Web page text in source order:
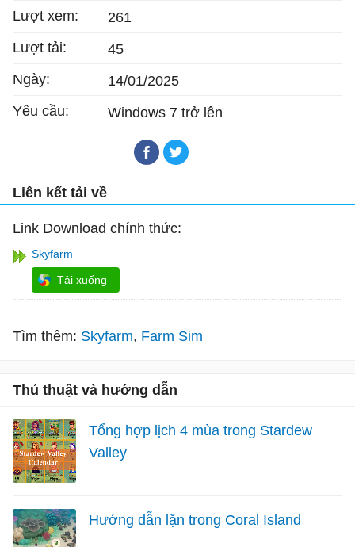
Lượt xem:
261
Lượt tải:
45
Ngày:
14/01/2025
Yêu cầu:
Windows 7 trở lên
Liên kết tải về
Link Download chính thức:
Skyfarm
Tải xuống
Tìm thêm: Skyfarm Farm Sim
Thủ thuật và hướng dẫn
Tổng hợp lịch 4 mùa trong Stardew
Valley
Hướng dẫn lặn trong Coral Island